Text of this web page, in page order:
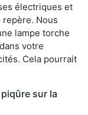
électriques et
Nous
lampe torche
votre
Cela pourrait
sur la